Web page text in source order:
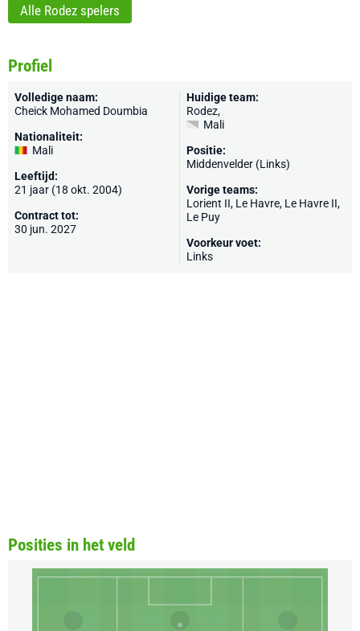
Alle Rodez spelers
Profiel
Volledige naam:
Cheick Mohamed Doumbia
Nationaliteit:
Mali
Leeftijd:
21 jaar (18 okt. 2004)
Contract tot:
30 jun. 2027
Huidige team:
Rodez,
Mali
Positie:
Middenvelder (Links)
Vorige teams:
Lorient II, Le Havre, Le Havre II,
Le Puy
Voorkeur voet:
Links
Posities in het veld